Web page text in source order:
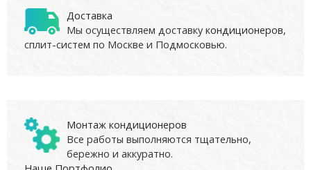
Доставка
Мы осуществляем доставку кондиционеров,
сплит-систем по Москве и Подмосковью.
Монтаж кондиционеров
Все работы выполняются тщательно,
бережно и аккуратно.